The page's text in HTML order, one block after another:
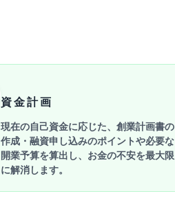
資金計画
現在の自己資金に応じた、創業計画書の
作成・融資申し込みのポイントや必要な
開業予算を算出し、お金の不安を最大限
に解消します。